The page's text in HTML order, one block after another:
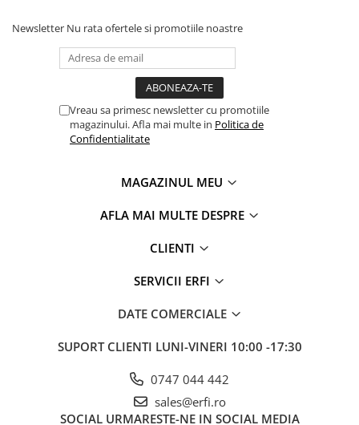
Newsletter Nu rata ofertele si promotiile noastre
Vreau sa primesc newsletter cu promotiile
magazinului. Afla mai multe in Politica de
Confidentialitate
MAGAZINUL MEU
AFLA MAI MULTE DESPRE
CLIENTI
SERVICII ERFI
DATE COMERCIALE
SUPORT CLIENTI LUNI-VINERI 10:00 -17:30
0747 044 442
sales@erfi.ro
SOCIAL URMARESTE-NE IN SOCIAL MEDIA